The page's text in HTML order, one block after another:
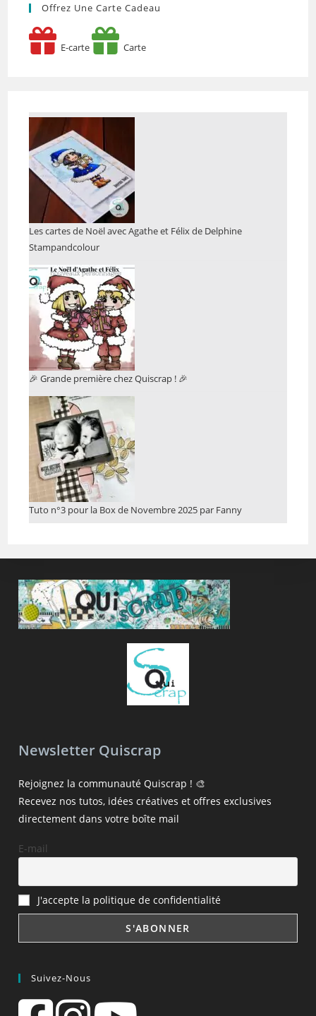
Offrez Une Carte Cadeau
E-carte Carte
Les cartes de Noël avec Agathe et Félix de Delphine
Stampandcolour
🎉 Grande première chez Quiscrap ! 🎉
Tuto n°3 pour la Box de Novembre 2025 par Fanny
Newsletter Quiscrap
Rejoignez la communauté Quiscrap ! 🎨
Recevez nos tutos, idées créatives et offres exclusives
directement dans votre boîte mail
E-mail
J'accepte la politique de confidentialité
Suivez-Nous